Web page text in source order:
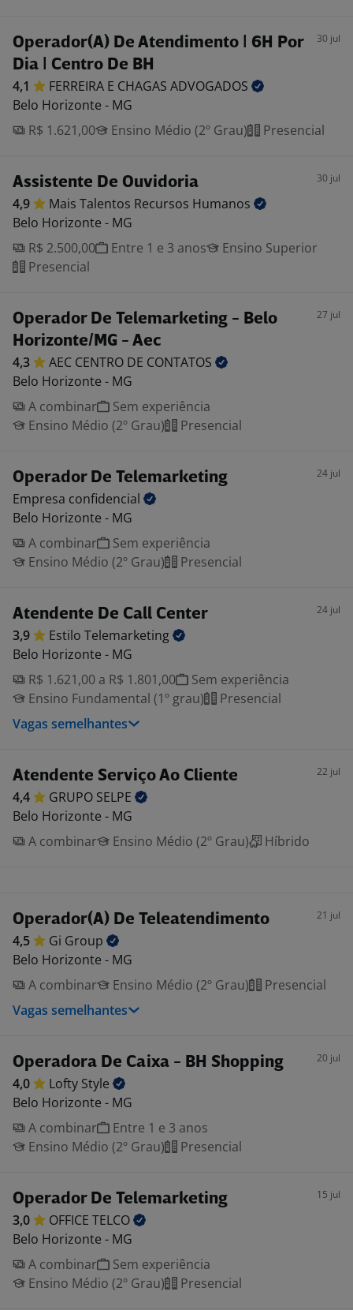
Operador(A) De Atendimento | 6H Por
Dia | Centro De BH
30 jul
4,1 FERREIRA E CHAGAS ADVOGADOS
Belo Horizonte - MG
R$ 1.621,00
Ensino Médio (2º Grau) Presencial
Assistente De Ouvidoria 30 jul
4,9 Mais Talentos Recursos Humanos
Belo Horizonte - MG
R$ 2.500,00
Entre 1 e 3 anos
Ensino Superior
Presencial
Operador De Telemarketing - Belo
Horizonte/MG - Aec
27 jul
4,3 AEC CENTRO DE CONTATOS
Belo Horizonte - MG
A combinar
Sem experiência
Ensino Médio (2º Grau)
Presencial
Operador De Telemarketing 24 jul
Empresa confidencial
Belo Horizonte - MG
A combinar
Sem experiência
Ensino Médio (2º Grau)
Presencial
Atendente De Call Center 24 jul
3,9 Estilo Telemarketing
Belo Horizonte - MG
R$ 1.621,00 a R$ 1.801,00
Sem experiência
Ensino Fundamental (1º grau)
Presencial
Vagas semelhantes
Atendente Serviço Ao Cliente 22 jul
4,4 GRUPO SELPE
Belo Horizonte - MG
A combinar
Ensino Médio (2º Grau) Híbrido
Operador(A) De Teleatendimento 21 jul
4,5 Gi Group
Belo Horizonte - MG
A combinar
Ensino Médio (2º Grau)
Presencial
Vagas semelhantes
Operadora De Caixa - BH Shopping 20 jul
4,0 Lofty Style
Belo Horizonte - MG
A combinar
Entre 1 e 3 anos
Ensino Médio (2º Grau)
Presencial
Operador De Telemarketing 15 jul
3,0 OFFICE TELCO
Belo Horizonte - MG
A combinar
Sem experiência
Ensino Médio (2º Grau)
Presencial